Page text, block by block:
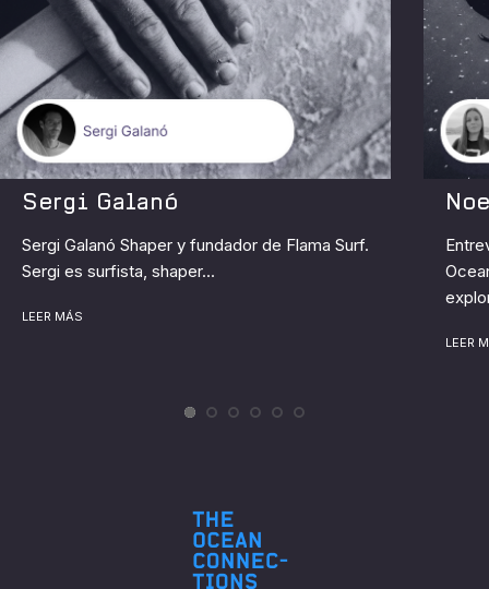
Sergi Galanó
Sergi Galanó Shaper y fundador de Flama Surf.
Sergi es surfista, shaper...
LEER MÁS
LEER